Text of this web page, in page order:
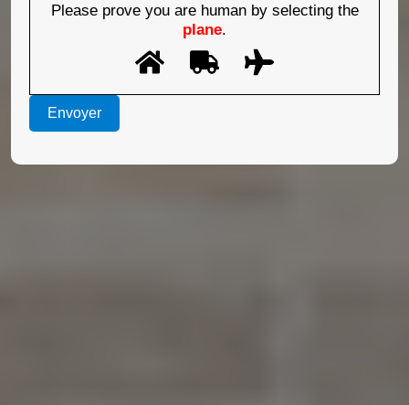
Please prove you are human by selecting the
plane.